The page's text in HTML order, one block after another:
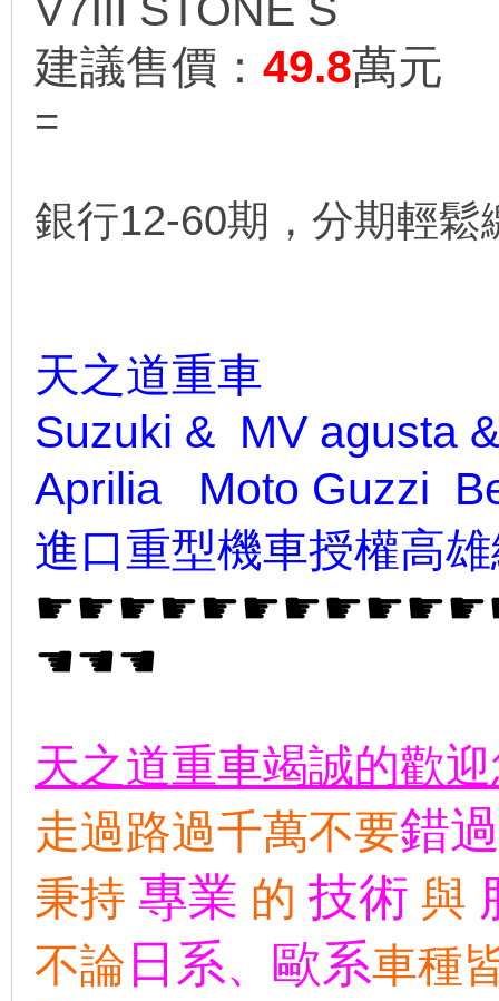
建議售價： 49.8萬元
=
銀行12-60期，分期輕鬆
天之道重車
Suzuki & MV agusta
Aprilia Moto Guzzi
進口重型機車授權高
☛☛☛☛☛☛☛☛☛☛☛
☚☚☚
天之道重車竭誠的歡
走過路過千萬不要錯過
秉持 專業 的 技術 與
不論 日系、 歐系車種